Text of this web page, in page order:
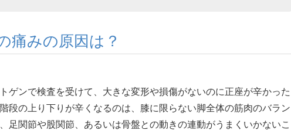
痛みの原因は？
ゲンで検査を受けて、大きな変形や損傷がないのに正座が辛かった
段の上り下りが辛くなるのは、膝に限らない脚全体の筋肉のバラン
足関節や股関節、あるいは骨盤との動きの連動がうまくいかないこ